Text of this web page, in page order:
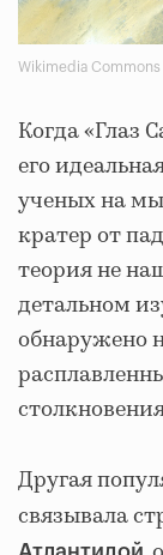
Wikimedia Commons
Когда «Глаз
его
ученых на
кратер от
теория не
детальном
обнаружено
Другая
связывала